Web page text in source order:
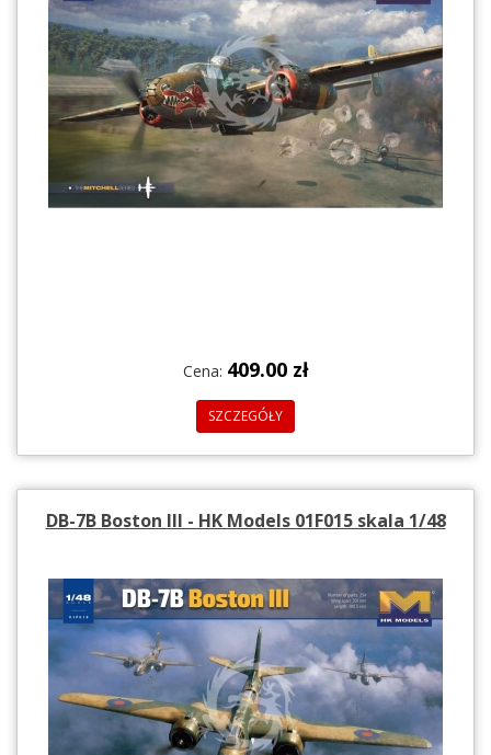
Cena: 409.00 zł
SZCZEGÓŁY
DB-7B Boston III - HK Models 01F015 skala 1/48